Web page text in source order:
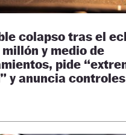
colapso tras el
y medio de
pide
y anuncia